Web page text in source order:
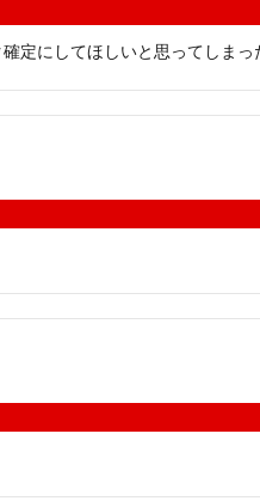
定にしてほしいと思ってしまっ